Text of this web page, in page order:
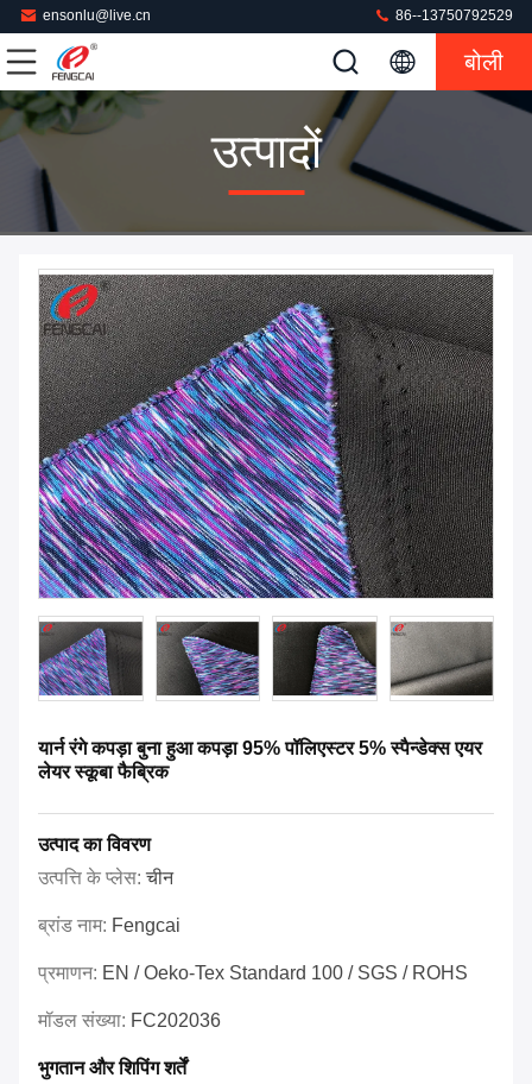
ensonlu@live.cn 86--13750792529
बोली
उत्पादों
यार्न रंगे कपड़ा बुना हुआ कपड़ा 95% पॉलिएस्टर 5% स्पैन्डेक्स एयर
लेयर स्कूबा फैब्रिक
उत्पाद का विवरण
उत्पत्ति के प्लेस:चीन
ब्रांड नाम: Fengcai
प्रमाणन: EN / Oeko-Tex Standard 100 / SGS / ROHS
मॉडल संख्या: FC202036
भुगतान और शिपिंग शर्तें